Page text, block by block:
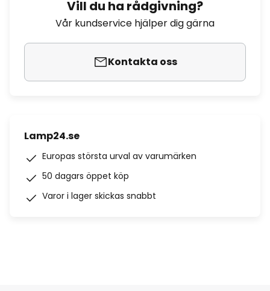
Vill du ha rådgivning?
Vår kundservice hjälper dig gärna
Kontakta oss
Lamp24.se
Europas största urval av varumärken
50 dagars öppet köp
Varor i lager skickas snabbt